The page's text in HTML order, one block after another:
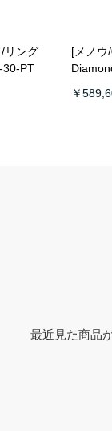
リング
30-PT
[メノウ
￥
最近見た商品